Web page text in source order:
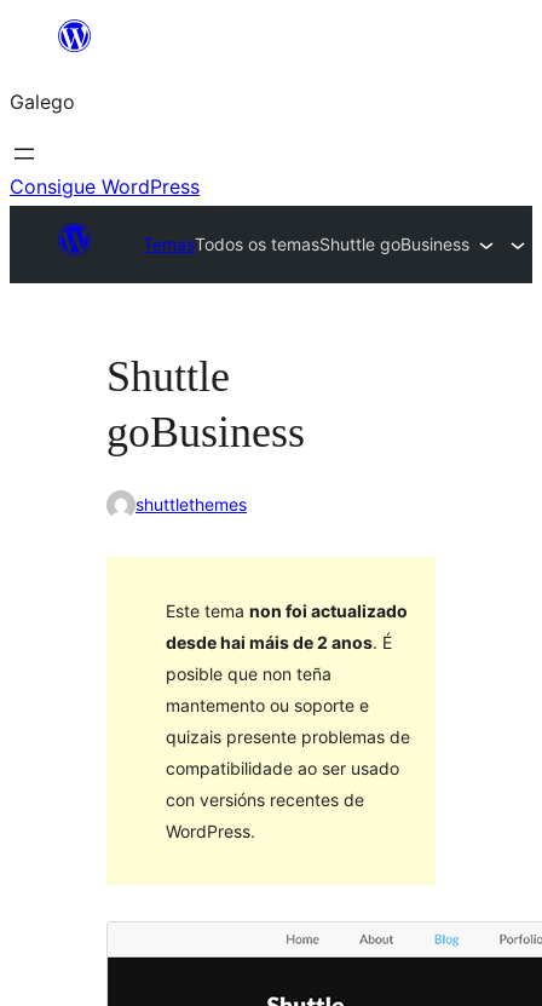
Saltar
contido
Galego
Consigue WordPress
TemasTodos os temasShuttle goBusiness
Shuttle
goBusiness
shuttlethemes
Este tema non foi actualizado
desde hai máis de 2 anos. É
posible que non teña
mantemento ou soporte e
quizais presente problemas de
compatibilidade ao ser usado
con versións recentes de
WordPress.